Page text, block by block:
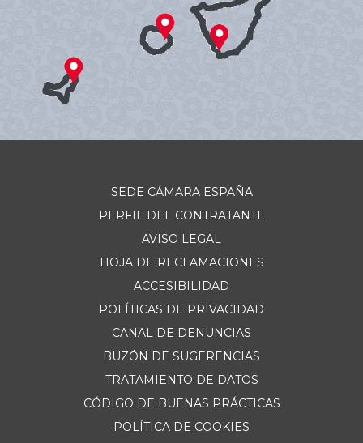
SEDE CÁMARA ESPAÑA
PERFIL DEL CONTRATANTE
AVISO LEGAL
HOJA DE RECLAMACIONES
ACCESIBILIDAD
POLÍTICAS DE PRIVACIDAD
CANAL DE DENUNCIAS
BUZÓN DE SUGERENCIAS
TRATAMIENTO DE DATOS
CÓDIGO DE BUENAS PRÁCTICAS
POLÍTICA DE COOKIES